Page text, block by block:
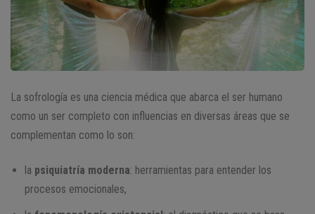
La sofrología es una ciencia médica que abarca el ser humano
como un ser completo con influencias en diversas áreas que se
complementan como lo son:
la psiquiatría moderna: herramientas para entender los
procesos emocionales,